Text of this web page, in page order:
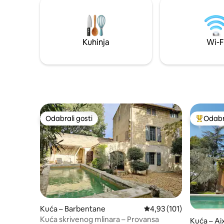
Kuhinja Wi-
Odabrali gosti
Odabrali gosti
Kuća – Barbentane Prosječna ocjena:
4,93 (101)
Kuća skrivenog mlinara – Provansa
Među
Kuća –